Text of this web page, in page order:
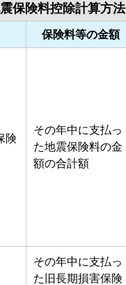
保険料控除計算方法
保険料等の金額
険
その年中に支払っ
た地震保険料の金
額の合計額
その年中に支払っ
た旧長期損害保険